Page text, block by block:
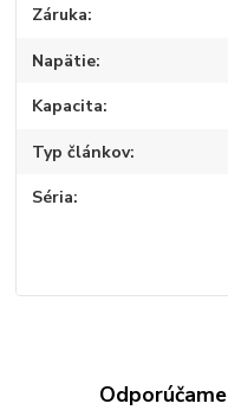
Záruka
Napätie
Kapacita
Typ článkov
Séria
Odporúčame